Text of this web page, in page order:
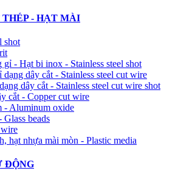
- HẠT MÀI
shot
- Hạt bi inox - Stainless steel shot
dây cắt - Stainless steel cut wire
dây cắt - Stainless steel cut wire shot
cắt - Copper cut wire
- Aluminum oxide
beads
hạt nhựa mài mòn - Plastic media
ĐỘNG